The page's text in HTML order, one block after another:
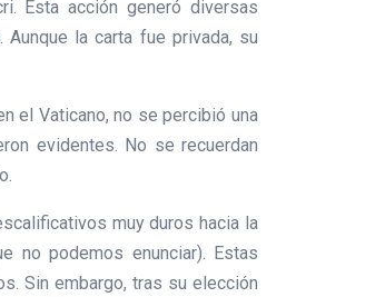
Esta acción generó diversas
la carta fue privada, su
el Vaticano, no se percibió una
evidentes. No se recuerdan
muy duros hacia la
no podemos enunciar). Estas
Sin embargo, tras su elección